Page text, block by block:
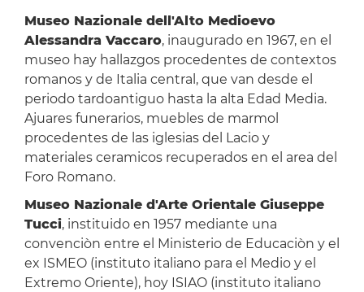
Museo Nazionale dell'Alto Medioevo
Alessandra Vaccaro, inaugurado en 1967, en el
museo hay hallazgos procedentes de contextos
romanos y de Italia central, que van desde el
periodo tardoantiguo hasta la alta Edad Media.
Ajuares funerarios, muebles de marmol
procedentes de las iglesias del Lacio y
materiales ceramicos recuperados en el area del
Foro Romano.
Museo Nazionale d'Arte Orientale Giuseppe
Tucci, instituido en 1957 mediante una
convenciòn entre el Ministerio de Educaciòn y el
ex ISMEO (instituto italiano para el Medio y el
Extremo Oriente), hoy ISIAO (instituto italiano